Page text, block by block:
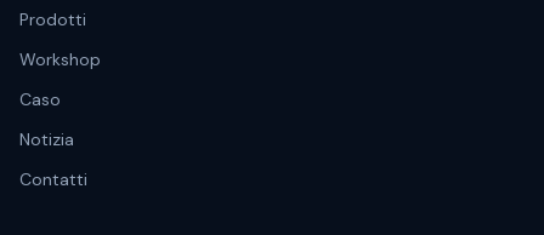
Prodotti
Workshop
Caso
Notizia
Contatti